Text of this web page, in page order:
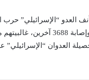
استأنف العدو
استشهاد 1482 مواطنًا